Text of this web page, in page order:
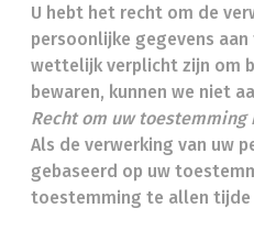
U hebt het recht om de
persoonlijke gegevens
wettelijk verplicht zijn om
bewaren, kunnen we niet
Recht om uw
Als de verwerking van uw
gebaseerd op uw
toestemming te allen tijde